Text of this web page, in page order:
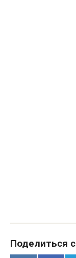
Поделиться